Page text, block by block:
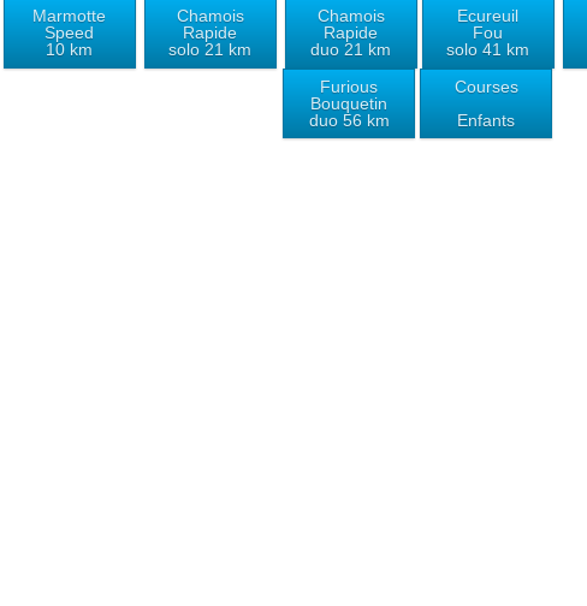
Marmotte
Speed
10 km
Chamois
Rapide
solo 21 km
Chamois
Rapide
duo 21 km
Ecureuil
Fou
solo 41 km
Furious
Bouquetin
duo 56 km
Courses
Enfants